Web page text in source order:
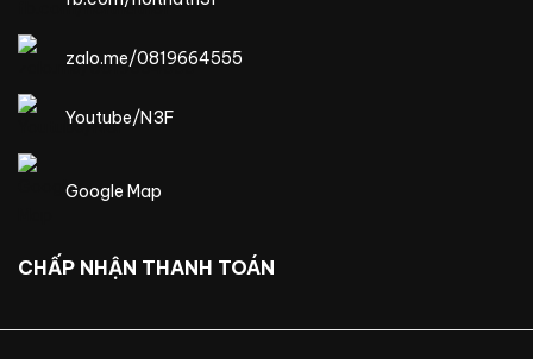
zalo.me/0819664555
Youtube/N3F
Google Map
CHẤP NHẬN THANH TOÁN